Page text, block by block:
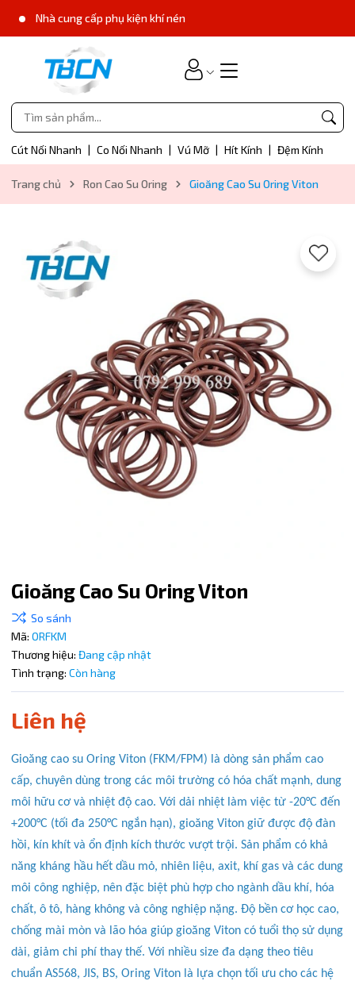
Nhà cung cấp phụ kiện khí nén
Cút Nối Nhanh | Co Nối Nhanh | Vú Mỡ | Hít Kính | Đệm Kính
Trang chủ Ron Cao Su Oring Gioăng Cao Su Oring Viton
Gioăng Cao Su Oring Viton
Mã: ORFKM
Thương hiệu: Đang cập nhật
Tình trạng: Còn hàng
Liên hệ
Gioăng cao su Oring Viton (FKM/FPM) là dòng sản phẩm cao
cấp, chuyên dùng trong các môi trường có hóa chất mạnh, dung
môi hữu cơ và nhiệt độ cao. Với dải nhiệt làm việc từ -20°C đến
+200°C (tối đa 250°C ngắn hạn), gioăng Viton giữ được độ đàn
hồi, kín khít và ổn định kích thước vượt trội. Sản phẩm có khả
năng kháng hầu hết dầu mỏ, nhiên liệu, axit, khí gas và các dung
môi công nghiệp, nên đặc biệt phù hợp cho ngành dầu khí, hóa
chất, ô tô, hàng không và công nghiệp nặng. Độ bền cơ học cao,
chống mài mòn và lão hóa giúp gioăng Viton có tuổi thọ sử dụng
dài, giảm chi phí thay thế. Với nhiều size đa dạng theo tiêu
chuẩn AS568, JIS, BS, Oring Viton là lựa chọn tối ưu cho các hệ
Mã giảm giá:
Ngày hết hạn:
Điều kiện:
Copy mã và nhập mã ở trangTHANH TOÁN bạn nhé!